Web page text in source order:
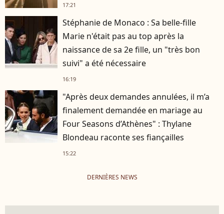
17:21
Stéphanie de Monaco : Sa belle-fille
Marie n'était pas au top après la
naissance de sa 2e fille, un "très bon
suivi" a été nécessaire
16:19
"Après deux demandes annulées, il m’a
finalement demandée en mariage au
Four Seasons d’Athènes" : Thylane
Blondeau raconte ses fiançailles
15:22
DERNIÈRES NEWS